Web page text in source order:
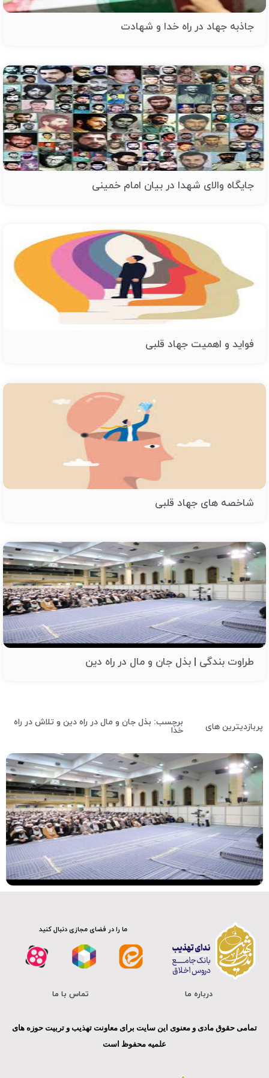
جاذبه جهاد در راه خدا و شهادت
جایگاه والای شهدا در بیان امام خمینی
فواید و اهمیت جهاد قلبی
شاخصه های جهاد قلبی
طراوت بندگی | بذل جان و مال در راه دین
پربازدیترین های برچسب: بذل جان و مال در راه دین و تلاش در راه
خدا
کلیپ
ما را در فضای مجازی دنبال کنید
درباره ما تماس با ما
تمامی حقوق مادی و معنوی این سایت برای معاونت تهذیب و تربیت حوزه های
علمیه محفوظ است